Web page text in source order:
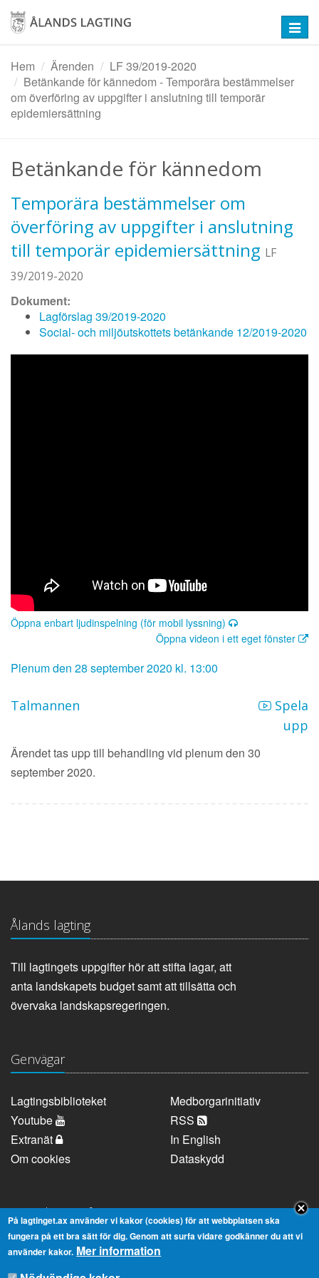
Hoppa
huvudinnehåll
Hem
Ärenden
LF 39/2019-2020
Betänkande för kännedom - Temporära bestämmelser
om överföring av uppgifter i anslutning till temporär
epidemiersättning
Betänkande för kännedom
Temporära bestämmelser om
överföring av uppgifter i anslutning
till temporär epidemiersättning LF
39/2019-2020
Dokument:
Lagförslag 39/2019-2020
Social- och miljöutskottets betänkande 12/2019-2020
Öppna enbart ljudinspelning (för mobil lyssning)
Öppna videon i ett eget fönster
Plenum den 28 september 2020 kl. 13:00
Talmannen
Spela
upp
Ärendet tas upp till behandling vid plenum den 30
september 2020.
Ålands lagting
Till lagtingets uppgifter hör att stifta lagar, att
anta landskapets budget samt att tillsätta och
övervaka landskapsregeringen.
Genvägar
Lagtingsbiblioteket
Medborgarinitiativ
Youtube
RSS
Extranät
In English
Om cookies
Dataskydd
Kontaktuppgifter
Strandgatan 37, AX-22100 Mariehamn
Telefonnummer:
+358 18 25000
På lagtinget.ax använder vi kakor (cookies) för att webbplatsen ska
fungera på ett bra sätt för dig. Genom att surfa vidare godkänner du att vi
använder kakor. Mer information